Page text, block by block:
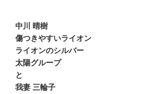
中川 晴樹
傷つきやすいライオン
ライオンのシルバー
太陽グループ
と
我妻 三輪子